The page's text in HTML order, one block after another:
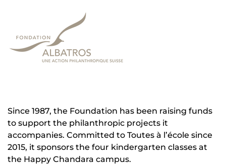
Since 1987, the Foundation has been raising funds
to support the philanthropic projects it
accompanies. Committed to Toutes à l’école since
2015, it sponsors the four kindergarten classes at
the Happy Chandara campus.